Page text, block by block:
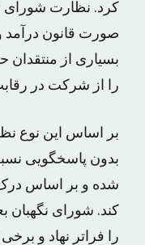
کرد. نظارت شورای
صورت قانون درآمد
بسیاری از
را از شرکت در
بر اساس این نوع
بدون پاسخگویی
شده و بر اساس درک
کند. شورای نگهبان
را فرا‌تر نهاد و